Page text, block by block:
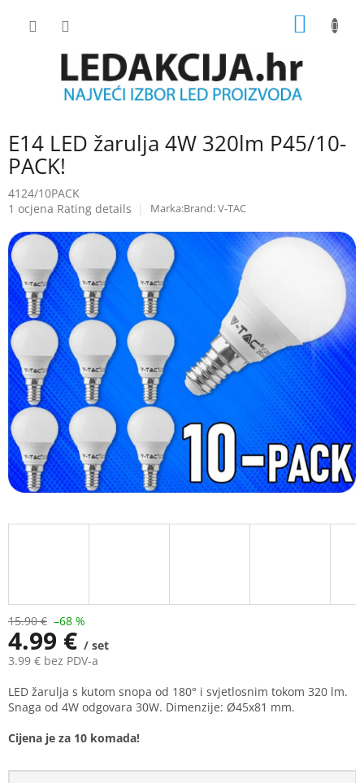
E14 LED žarulja 4W 320lm P45/10-
PACK!
4124/10PACK
The
product
rating
is
5.0
out
of
5
stars.
1 ocjena Rating details Brand:V-TAC
15.90 € –68 %
4.99 € / set
3.99 € bez PDV-a
Measure
price:
LED žarulja s kutom snopa od 180° i svjetlosnim tokom 320 lm.
Snaga od 4W odgovara 30W. Dimenzije: Ø45x81 mm.
Cijena je za 10 komada!